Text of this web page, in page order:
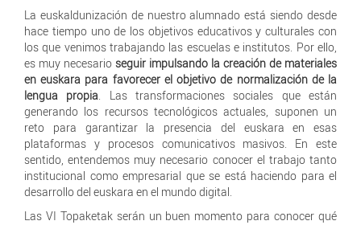
La euskaldunización de nuestro alumnado está siendo desde
hace tiempo uno de los objetivos educativos y culturales con
los que venimos trabajando las escuelas e institutos. Por ello,
es muy necesario seguir impulsando la creación de materiales
en euskara para favorecer el objetivo de normalización de la
lengua propia. Las transformaciones sociales que están
generando los recursos tecnológicos actuales, suponen un
reto para garantizar la presencia del euskara en esas
plataformas y procesos comunicativos masivos. En este
sentido, entendemos muy necesario conocer el trabajo tanto
institucional como empresarial que se está haciendo para el
desarrollo del euskara en el mundo digital.
Las VI Topaketak serán un buen momento para conocer qué